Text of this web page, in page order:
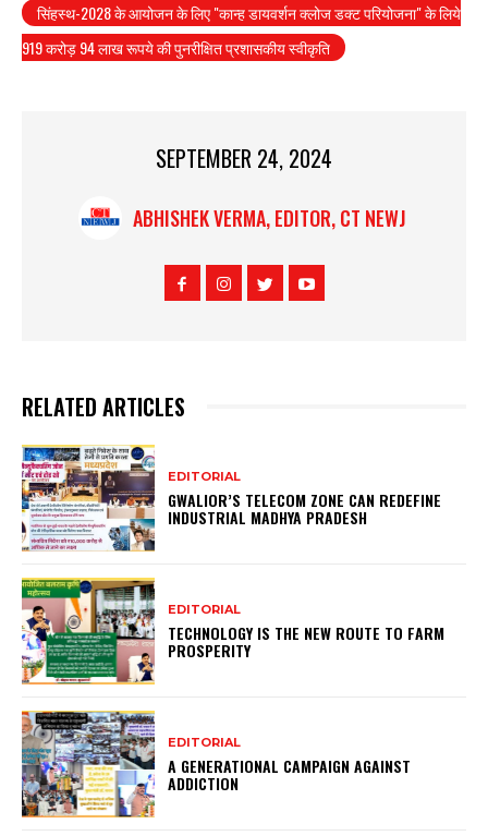
सिंहस्थ-2028 के आयोजन के लिए "कान्ह डायवर्शन क्लोज डक्ट परियोजना" के लिये
919 करोड़ 94 लाख रूपये की पुनरीक्षित प्रशासकीय स्वीकृति
SEPTEMBER 24, 2024
ABHISHEK VERMA, EDITOR, CT NEWJ
RELATED ARTICLES
EDITORIAL
GWALIOR’S TELECOM ZONE CAN REDEFINE
INDUSTRIAL MADHYA PRADESH
EDITORIAL
TECHNOLOGY IS THE NEW ROUTE TO FARM
PROSPERITY
EDITORIAL
A GENERATIONAL CAMPAIGN AGAINST
ADDICTION